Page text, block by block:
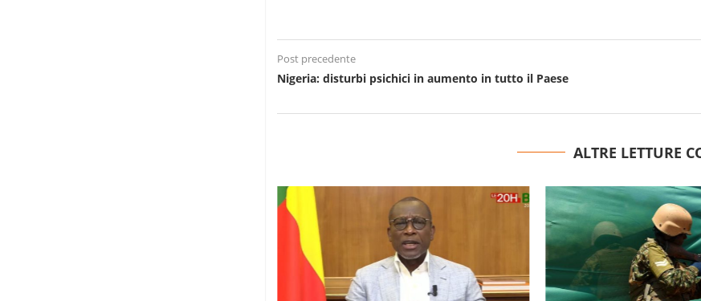
Post precedente
Nigeria: disturbi psichici in aumento in tutto il Paese
ALTRE LETTURE